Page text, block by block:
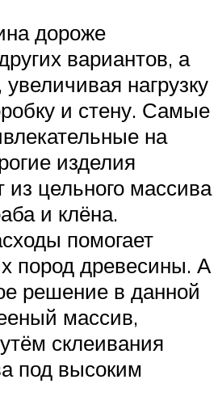
дороже
вариантов, а
нагрузку
и стену. Самые
на
изделия
из цельного массива
и клёна.
помогает
пород древесины. А
решение в данной
массив,
склеивания
под высоким